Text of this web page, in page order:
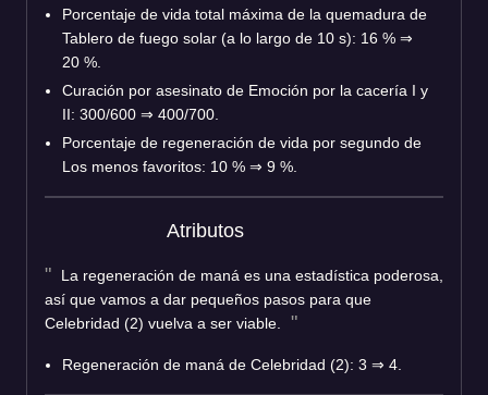
Porcentaje de vida total máxima de la quemadura de
Tablero de fuego solar (a lo largo de 10 s): 16 % ⇒
20 %.
Curación por asesinato de Emoción por la cacería I y
II: 300/600 ⇒ 400/700.
Porcentaje de regeneración de vida por segundo de
Los menos favoritos: 10 % ⇒ 9 %.
Atributos
La regeneración de maná es una estadística poderosa,
así que vamos a dar pequeños pasos para que
Celebridad (2) vuelva a ser viable.
Regeneración de maná de Celebridad (2): 3 ⇒ 4.